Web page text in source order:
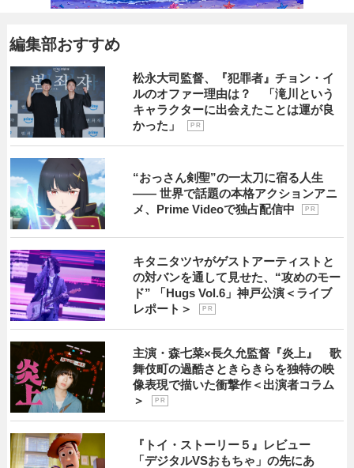
編集部おすすめ
松永大司監督、『犯罪者』チョン・イ
ルのオファー理由は？ 「滝川という
キャラクターに出会えたことは運が良
かった」
P R
“おっさん剣聖”の一太刀に宿る人生
―― 世界で話題の本格アクションアニ
メ、Prime Videoで独占配信中
P R
キタニタツヤがゲストアーティストと
の対バンを通して見せた、“攻めのモー
ド” 「Hugs Vol.6」神戸公演＜ライブ
レポート＞
P R
主演・森七菜×長久允監督『炎上』 歌
舞伎町の過酷さときらきらを独特の映
像表現で描いた衝撃作＜出演者コラム
＞
P R
『トイ・ストーリー５』レビュー
「デジタルVSおもちゃ」の先にあ